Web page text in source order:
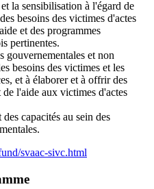
la sensibilisation à l'égard de
besoins des victimes d'actes
et des programmes
pertinentes.
gouvernementales et non
besoins des victimes et les
et à élaborer et à offrir des
de l'aide aux victimes d'actes
capacités au sein des
svaac-sivc.html